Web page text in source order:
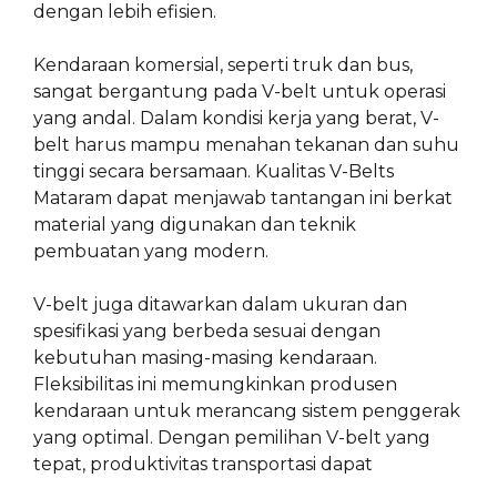
dengan lebih efisien.
Kendaraan komersial, seperti truk dan bus,
sangat bergantung pada V-belt untuk operasi
yang andal. Dalam kondisi kerja yang berat, V-
belt harus mampu menahan tekanan dan suhu
tinggi secara bersamaan. Kualitas V-Belts
Mataram dapat menjawab tantangan ini berkat
material yang digunakan dan teknik
pembuatan yang modern.
V-belt juga ditawarkan dalam ukuran dan
spesifikasi yang berbeda sesuai dengan
kebutuhan masing-masing kendaraan.
Fleksibilitas ini memungkinkan produsen
kendaraan untuk merancang sistem penggerak
yang optimal. Dengan pemilihan V-belt yang
tepat, produktivitas transportasi dapat